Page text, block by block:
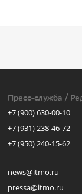
Пресс-служба /
+7 (900) 630-00-10
+7 (931) 238-46-72
+7 (950) 240-15-62
news@itmo.ru
pressa@itmo.ru